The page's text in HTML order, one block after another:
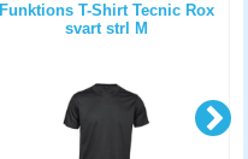
Funktions T-Shirt Tecnic Rox
svart strl M